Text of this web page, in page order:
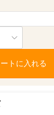
トに入れる